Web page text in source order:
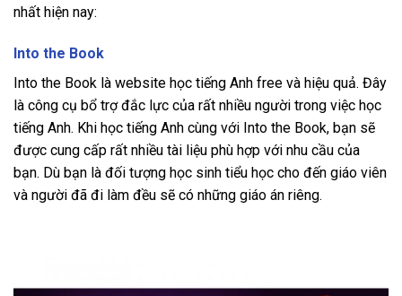
nhất hiện nay:
Into the Book
Into the Book là website học tiếng Anh free và hiệu quả. Đây
là công cụ bổ trợ đắc lực của rất nhiều người trong việc học
tiếng Anh. Khi học tiếng Anh cùng với Into the Book, bạn sẽ
được cung cấp rất nhiều tài liệu phù hợp với nhu cầu của
bạn. Dù bạn là đối tượng học sinh tiểu học cho đến giáo viên
và người đã đi làm đều sẽ có những giáo án riêng.